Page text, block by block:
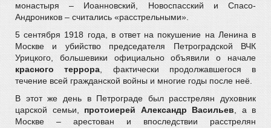
монастыря – Иоанновский, Новоспасский и Спасо-
Андроников – считались «расстрельными».
5 сентября 1918 года, в ответ на покушение на Ленина в
Москве и убийство председателя Петроградской ВЧК
Урицкого, большевики официально объявили о начале
красного террора , фактически продолжавшегося в
течение всей гражданской войны и многие годы после неё.
В этот же день в Петрограде был расстрелян духовник
царской семьи, протоиерей Александр Васильев , а в
Москве – арестован и впоследствии расстрелян